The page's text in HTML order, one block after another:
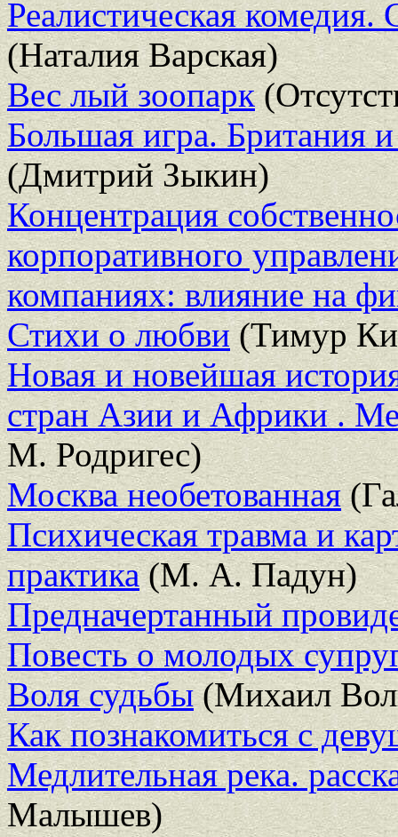
Реалистическая
(Наталия Варская)
Вес лый зоопарк
Большая игра. Британия
(Дмитрий Зыкин)
Концентрация
корпоративного
компаниях: влияние на
Стихи о любви(Тимур
Новая и новейшая
стран Азии и Африки .
М. Родригес)
Москва необетованная
Психическая травма и
практика(М. А. Падун)
Предначертанный
Повесть о молодых
Воля судьбы(Михаил
Как познакомиться с
Медлительная река.
Малышев)